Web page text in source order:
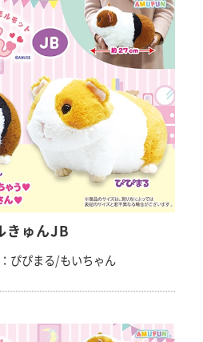
きゅんJB
ぴぴまる/もいちゃん